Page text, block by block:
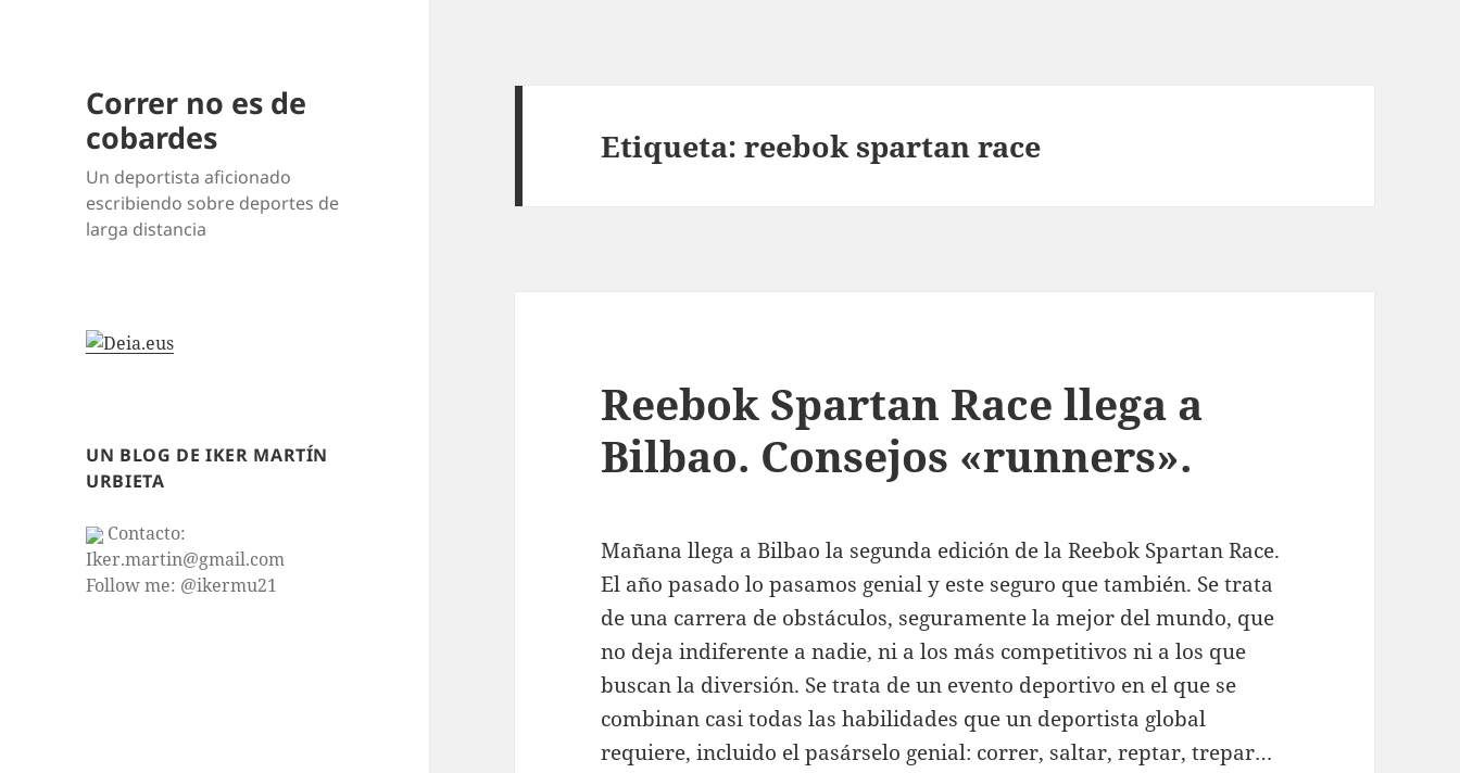
Correr no es de
cobardes
Un deportista aficionado
escribiendo sobre deportes de
larga distancia
UN BLOG DE IKER MARTÍN
URBIETA
Contacto:
Iker.martin@gmail.com
Follow me: @ikermu21
Etiqueta:reebok spartan race
Reebok Spartan Race llega a
Bilbao. Consejos «runners».
Mañana llega a Bilbao la segunda edición de la Reebok Spartan Race.
El año pasado lo pasamos genial y este seguro que también. Se trata
de una carrera de obstáculos, seguramente la mejor del mundo, que
no deja indiferente a nadie, ni a los más competitivos ni a los que
buscan la diversión. Se trata de un evento deportivo en el que se
combinan casi todas las habilidades que un deportista global
requiere, incluido el pasárselo genial: correr, saltar, reptar, trepar…